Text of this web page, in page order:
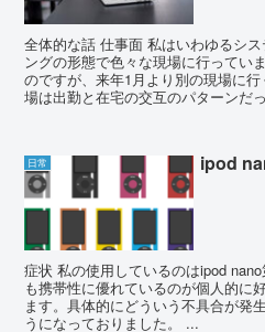
全体的な話 仕事面 私はいわゆるシ
ングの形態で色々な現場に行ってい
のですが、来年1月より別の現場に
場は出勤と在宅の交互のパターンだ
日常 ipod
症状 私の使用しているのはipod
も携帯性に優れているのが個人的に
ます。具体的にどういう不具合が発
うになっておりました。 ...